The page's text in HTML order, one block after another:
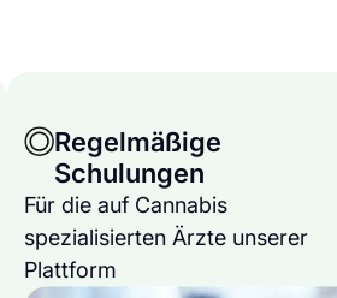
Regelmäßige
Schulungen
Für die auf Cannabis
spezialisierten Ärzte unserer
Plattform